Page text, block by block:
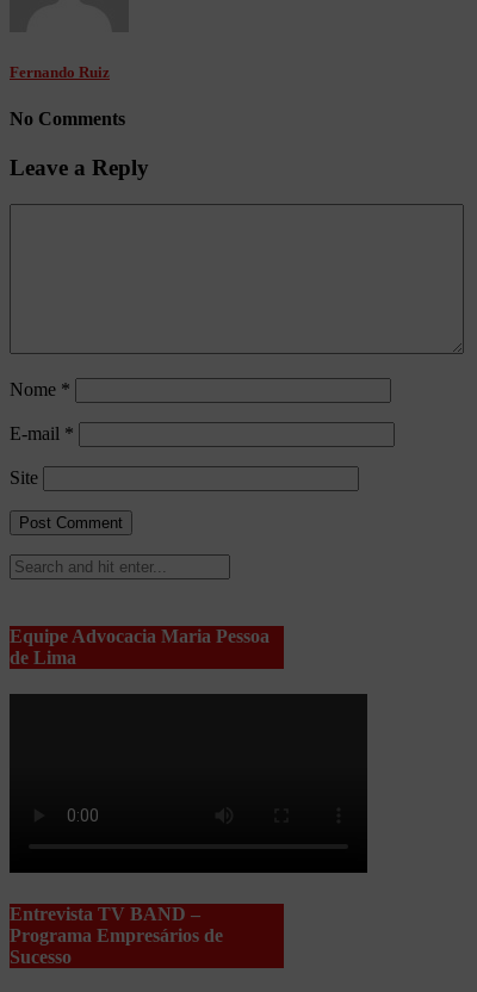
Fernando Ruiz
No Comments
Leave a Reply
Nome *
E-mail *
Site
Equipe Advocacia Maria Pessoa
de Lima
Entrevista TV BAND –
Programa Empresários de
Sucesso